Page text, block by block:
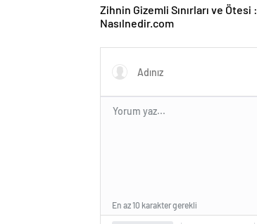
Zihnin Gizemli Sınırları ve Ötesi :
Nasılnedir.com
En az 10 karakter gerekli